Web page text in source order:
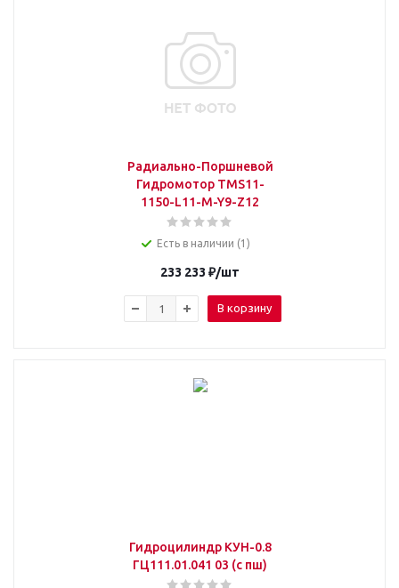
Радиально-Поршневой
Гидромотор TMS11-
1150-L11-M-Y9-Z12
Есть в наличии (1)
233 233 ₽/шт
В корзину
Гидроцилиндр КУН-0.8
ГЦ111.01.041 03 (с пш)